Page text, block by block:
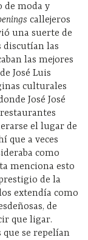
de moda y
callejeros
una suerte de
discutían las
las mejores
José Luis
culturales
José José
el lugar de
que a veces
como
menciona esto
de la
extendía como
de
que ligar.
se repelían